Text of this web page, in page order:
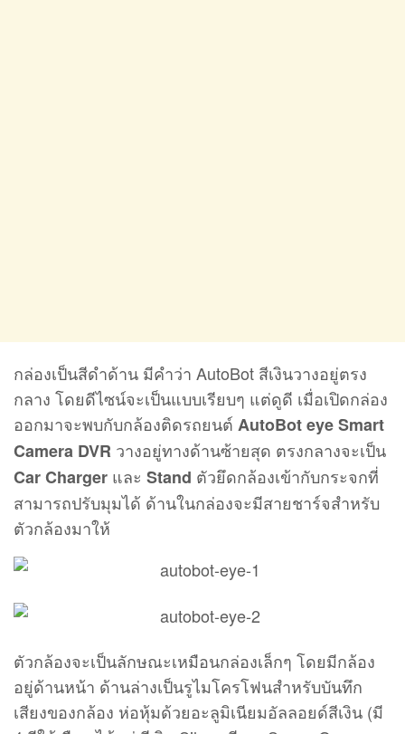
กล่องเป็นสีดำด้าน มีคำว่า AutoBot สีเงินวางอยู่ตรง
กลาง โดยดีไซน์จะเป็นแบบเรียบๆ แต่ดูดี เมื่อเปิดกล่อง
ออกมาจะพบกับกล้องติดรถยนต์ AutoBot eye Smart
Camera DVR วางอยู่ทางด้านซ้ายสุด ตรงกลางจะเป็น
Car Charger และ Stand ตัวยึดกล้องเข้ากับกระจกที่
สามารถปรับมุมได้ ด้านในกล่องจะมีสายชาร์จสำหรับ
ตัวกล้องมาให้
ตัวกล้องจะเป็นลักษณะเหมือนกล่องเล็กๆ โดยมีกล้อง
อยู่ด้านหน้า ด้านล่างเป็นรูไมโครโฟนสำหรับบันทึก
เสียงของกล้อง ห่อหุ้มด้วยอะลูมิเนียมอัลลอยด์สีเงิน (มี